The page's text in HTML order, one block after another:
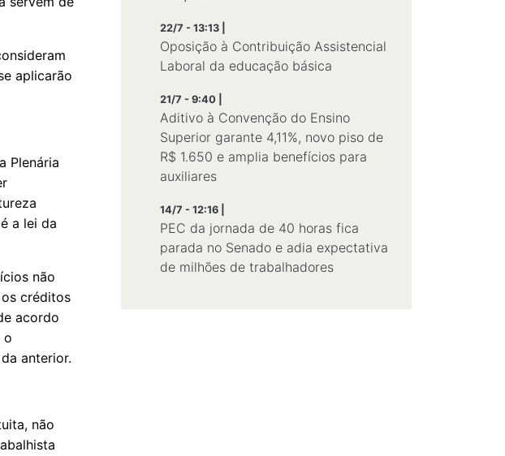
aplicarão
Plenária
a lei da
não
créditos
acordo
o
anterior.
não
22/7 - 13:13 |
Oposição à Contribuição Assistencial
Laboral da educação básica
21/7 - 9:40 |
Aditivo à Convenção do Ensino
Superior garante 4,11%, novo piso de
R$ 1.650 e amplia benefícios para
auxiliares
14/7 - 12:16 |
PEC da jornada de 40 horas fica
parada no Senado e adia expectativa
de milhões de trabalhadores